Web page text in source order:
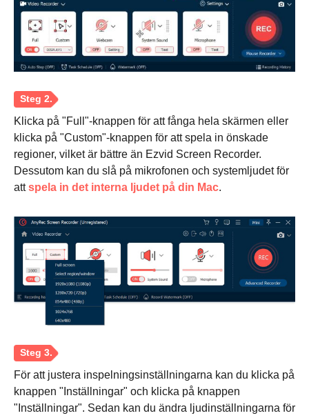
Klicka på "Full"-knappen för att fånga hela skärmen eller
klicka på "Custom"-knappen för att spela in önskade
regioner, vilket är bättre än Ezvid Screen Recorder.
Dessutom kan du slå på mikrofonen och systemljudet för
attspela in det interna ljudet på din Mac.
För att justera inspelningsinställningarna kan du klicka på
knappen "Inställningar" och klicka på knappen
"Inställningar". Sedan kan du ändra ljudinställningarna för